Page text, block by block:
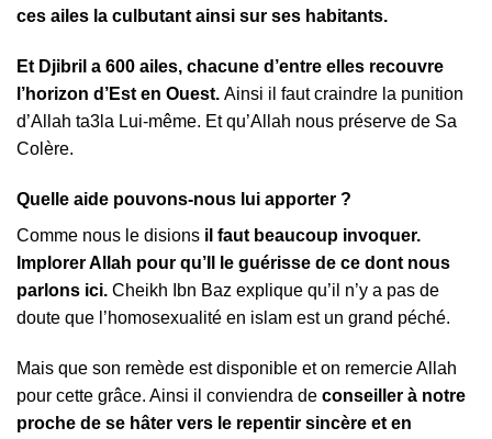
ces ailes la culbutant ainsi sur ses habitants.
Et Djibril a 600 ailes, chacune d’entre elles recouvre
l’horizon d’Est en Ouest. Ainsi il faut craindre la punition
d’Allah ta3la Lui-même. Et qu’Allah nous préserve de Sa
Colère.
Quelle aide pouvons-nous lui apporter ?
Comme nous le disions il faut beaucoup invoquer.
Implorer Allah pour qu’Il le guérisse de ce dont nous
parlons ici. Cheikh Ibn Baz explique qu’il n’y a pas de
doute que l’homosexualité en islam est un grand péché.
Mais que son remède est disponible et on remercie Allah
pour cette grâce. Ainsi il conviendra de conseiller à notre
proche de se hâter vers le repentir sincère et en